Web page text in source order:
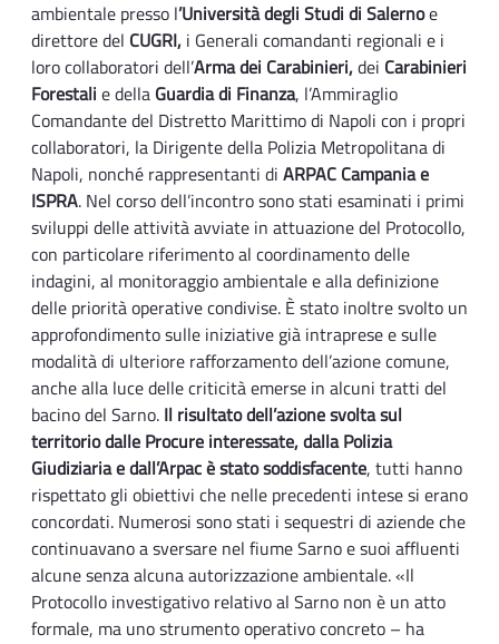
ambientale presso l’Università degli Studi di Salernoe
direttore del CUGRI, i Generali comandanti regionali e i
loro collaboratori dell’Arma dei Carabinieri,dei Carabinieri
Forestali e della Guardia di Finanza, l’Ammiraglio
Comandante del Distretto Marittimo di Napoli con i propri
collaboratori, la Dirigente della Polizia Metropolitana di
Napoli, nonché rappresentanti di ARPAC Campania e
ISPRA. Nel corso dell’incontro sono stati esaminati i primi
sviluppi delle attività avviate in attuazione del Protocollo,
con particolare riferimento al coordinamento delle
indagini, al monitoraggio ambientale e alla definizione
delle priorità operative condivise. È stato inoltre svolto un
approfondimento sulle iniziative già intraprese e sulle
modalità di ulteriore rafforzamento dell’azione comune,
anche alla luce delle criticità emerse in alcuni tratti del
bacino del Sarno. Il risultato dell’azione svolta sul
territorio dalle Procure interessate, dalla Polizia
Giudiziaria e dall’Arpac è stato soddisfacente, tutti hanno
rispettato gli obiettivi che nelle precedenti intese si erano
concordati. Numerosi sono stati i sequestri di aziende che
continuavano a sversare nel fiume Sarno e suoi affluenti
alcune senza alcuna autorizzazione ambientale. «Il
Protocollo investigativo relativo al Sarno non è un atto
formale, ma uno strumento operativo concreto – ha